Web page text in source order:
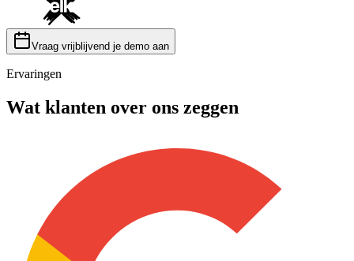
Vraag vrijblijvend je demo aan
Ervaringen
Wat klanten over ons zeggen